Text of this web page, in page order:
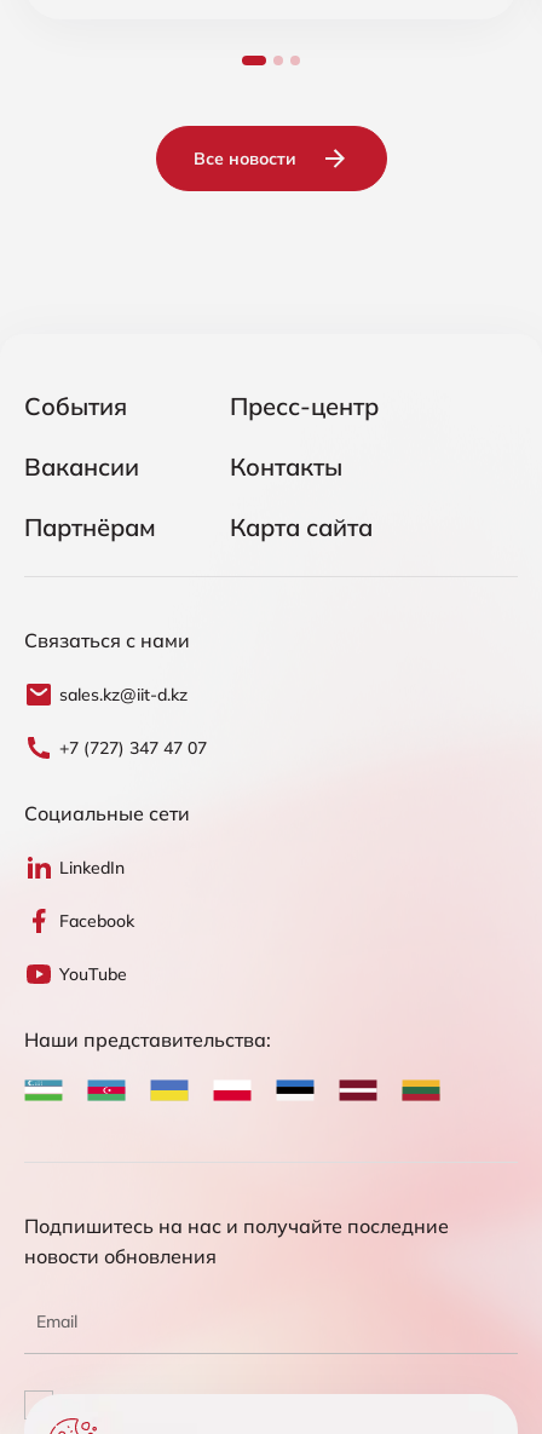
Все новости
События
Пресс-центр
Вакансии
Контакты
Партнёрам
Карта сайта
Связаться с нами
sales.kz@iit-d.kz
+7 (727) 347 47 07
Наши представительства:
Социальные сети
LinkedIn
Facebook
YouTube
Подпишитесь на нас и получайте последние
новости обновления